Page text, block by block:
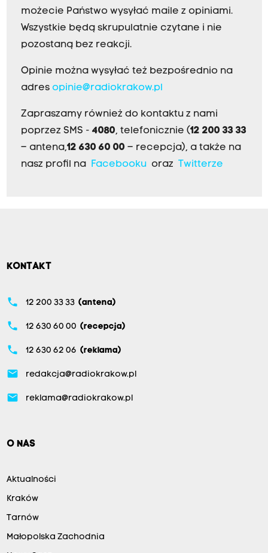
możecie Państwo wysyłać maile z opiniami.
Wszystkie będą skrupulatnie czytane i nie
pozostaną bez reakcji.
Opinie można wysyłać też bezpośrednio na
adres opinie@radiokrakow.pl
Zapraszamy również do kontaktu z nami
poprzez SMS - 4080, telefonicznie (12 200 33 33
– antena,12 630 60 00 – recepcja), a także na
nasz profil na
Facebookuoraz Twitterze
KONTAKT
phone 12 200 33 33 (antena)
phone 12 630 60 00 (recepcja)
phone 12 630 62 06 (reklama)
email redakcja@radiokrakow.pl
email reklama@radiokrakow.pl
O NAS
Aktualności
Kraków
Tarnów
Małopolska Zachodnia